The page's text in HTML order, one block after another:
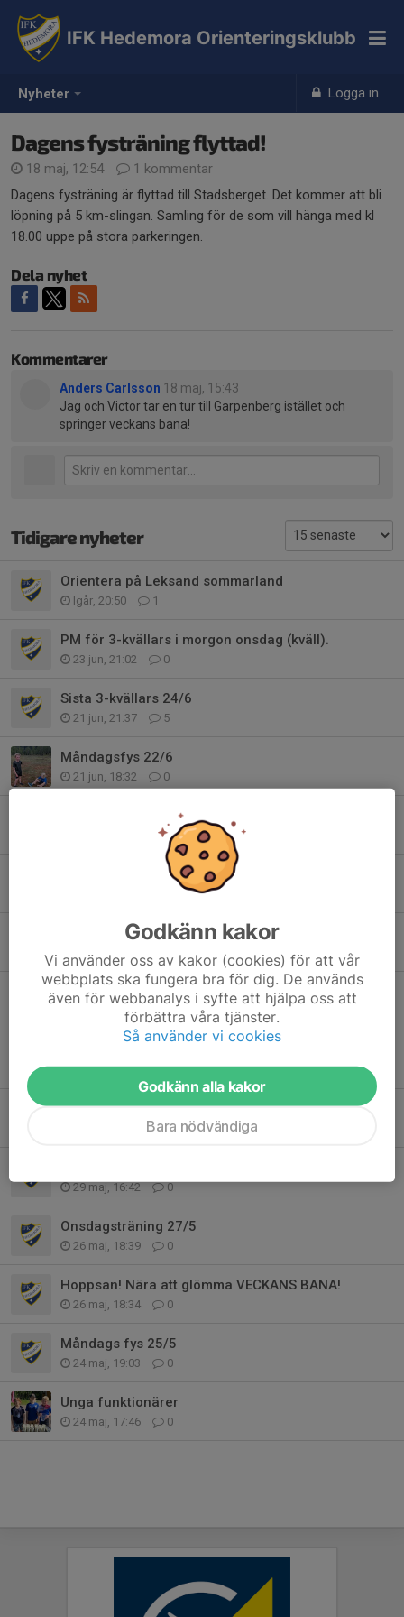
Nyheter Logga in
IFK Hedemora Orienteringsklubb
Dagens fysträning flyttad!
18 maj, 12:54
1 kommentar
Dagens fysträning är flyttad till Stadsberget. Det kommer att bli
löpning på 5 km-slingan. Samling för de som vill hänga med kl
18.00 uppe på stora parkeringen.
Dela nyhet
Kommentarer
Anders Carlsson 18 maj, 15:43
Jag och Victor tar en tur till Garpenberg istället och
springer veckans bana!
Tidigare nyheter
Orientera på Leksand sommarland
Igår, 20:50 1
PM för 3-kvällars i morgon onsdag (kväll).
23 jun, 21:02 0
Sista 3-kvällars 24/6
21 jun, 21:37 5
Måndagsfys 22/6
21 jun, 18:32 0
0
Måndagsfys 15/6
Dags för andra 3-kvällars
14 jun, 15:52
Fysträning på Stadsberget
7 jun, 18:58 2
3 jun, 08:47 0
Onsdag 3/6
1
29 maj, 16:42 0
Onsdagsträning 27/5
26 maj, 18:39 0
Hoppsan! Nära att glömma VECKANS BANA!
26 maj, 18:34 0
Måndags fys 25/5
24 maj, 19:03 0
Unga funktionärer
24 maj, 17:46 0
Godkänn kakor
Vi använder oss av kakor (cookies) för att vår
webbplats ska fungera bra för dig. De används
även för webbanalys i syfte att hjälpa oss att
förbättra våra tjänster.
Så använder vi cookies
Godkänn alla kakor
Bara nödvändiga